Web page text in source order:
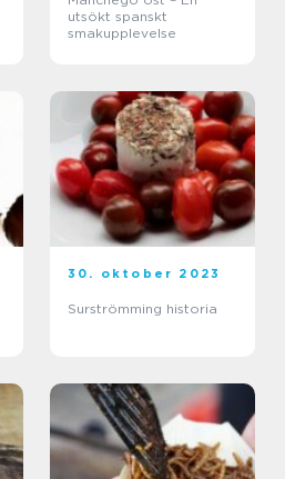
utsökt spanskt
smakupplevelse
30. oktober 2023
Surströmming historia